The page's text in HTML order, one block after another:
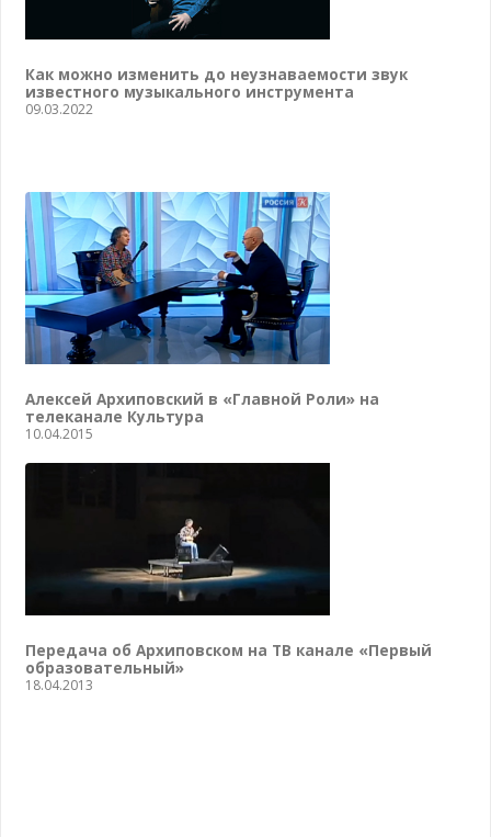
Как можно изменить до неузнаваемости звук
известного музыкального инструмента
09.03.2022
Алексей Архиповский в «Главной Роли» на
телеканале Культура
10.04.2015
Передача об Архиповском на ТВ канале «Первый
образовательный»
18.04.2013